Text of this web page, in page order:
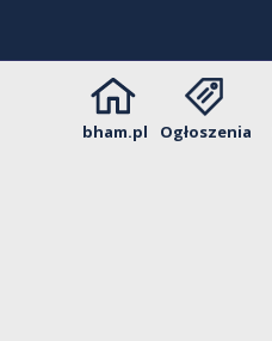
bham.pl Ogłoszenia